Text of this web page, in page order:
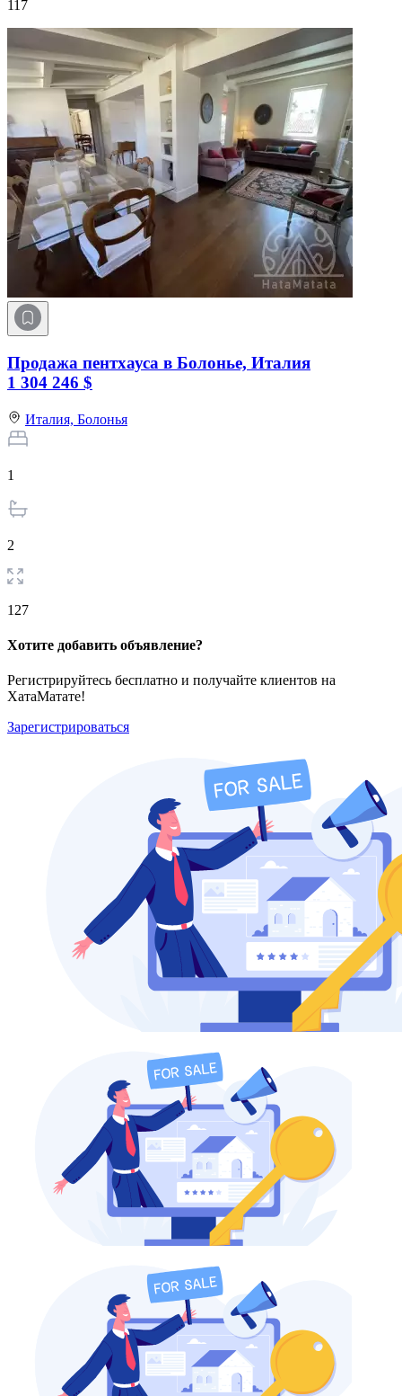
117
Продажа пентхауса в Болонье, Италия
1 304 246 $
Италия, Болонья
1
2
127
Хотите добавить объявление?
Регистрируйтесь бесплатно и получайте клиентов на
ХатаМатате!
Зарегистрироваться